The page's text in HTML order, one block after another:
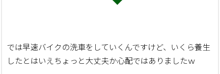
では早速バイクの洗車をしていくんですけど、いくら養生
したとはいえちょっと大丈夫か心配ではありましたｗ